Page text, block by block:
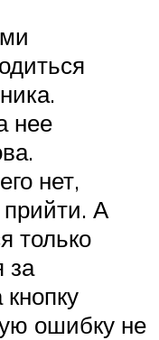
нее
нет,
А
только
за
ошибку не